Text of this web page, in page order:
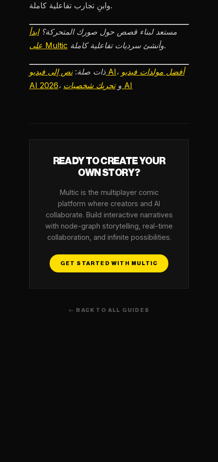
وابنِ تجارب تفاعلية كاملة.
مستعد لبناء قصص حول صورك المتحركة؟ابدأ
على Multic
وأنشئ سرديات تفاعلية كاملة.
ذات صلة: نص إلى فيديو AI، أفضل مولدات فيديو
AI 2026
، و تحريك شخصيات AI
READY TO CREATE YOUR
OWN STORY?
Multic is the multiplayer comic
platform where creators and AI
collaborate. Build interactive narratives
with node-graph storytelling, real-time
collaboration, and infinite possibilities.
GET STARTED WITH MULTIC
← BACK TO ALL GUIDES